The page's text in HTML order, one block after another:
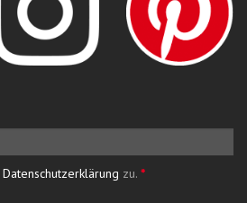
Datenschutzerklärung zu. *